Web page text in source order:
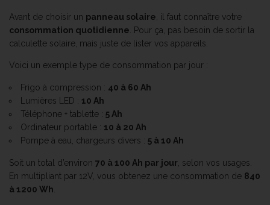
Avant de choisir un panneau solaire , il faut connaître votre
consommation quotidienne . Pour ça, pas besoin de sortir la
calculette solaire, mais juste de lister vos appareils.
Voici un exemple type de consommation par jour :
Frigo à compression : 40 à 60 Ah
Lumières LED : 10 Ah
Téléphone + tablette : 5 Ah
Ordinateur portable : 10 à 20 Ah
Pompe à eau, chargeurs divers : 5 à 10 Ah
Soit un total d’environ 70 à 100 Ah par jour , selon vos usages.
En multipliant par 12V, vous obtenez une consommation de 840
à 1200 Wh